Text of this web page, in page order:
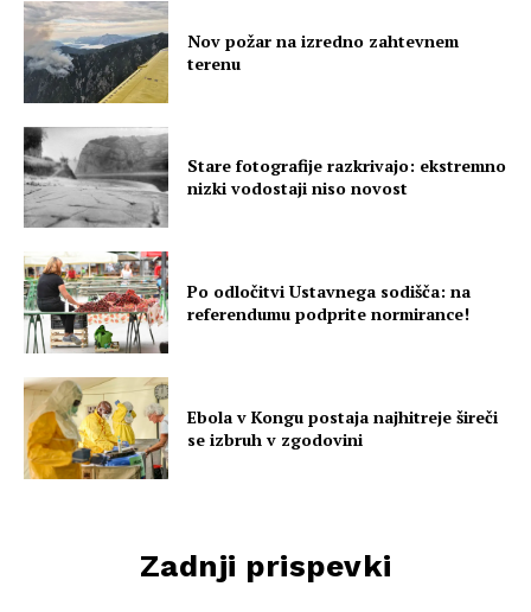
Nov požar na izredno zahtevnem
terenu
Stare fotografije razkrivajo: ekstremno
nizki vodostaji niso novost
Po odločitvi Ustavnega sodišča: na
referendumu podprite normirance!
Ebola v Kongu postaja najhitreje šireči
se izbruh v zgodovini
Zadnji prispevki